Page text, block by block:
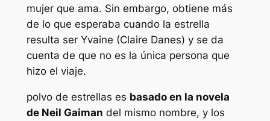
mujer que ama. Sin embargo, obtiene más
de lo que esperaba cuando la estrella
resulta ser Yvaine (Claire Danes) y se da
cuenta de que no es la única persona que
hizo el viaje.
polvo de estrellas es basado en la novela
de Neil Gaiman del mismo nombre, y los